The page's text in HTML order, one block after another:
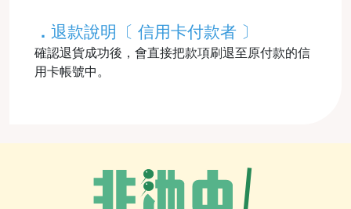
． 退款說明〔 信用卡付款者 〕
確認退貨成功後，會直接把款項刷退至原付款的信
用卡帳號中。